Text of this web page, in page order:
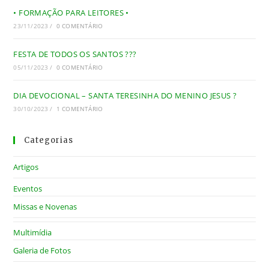
• FORMAÇÃO PARA LEITORES •
23/11/2023 / 0 COMENTÁRIO
FESTA DE TODOS OS SANTOS ???
05/11/2023 / 0 COMENTÁRIO
DIA DEVOCIONAL – SANTA TERESINHA DO MENINO JESUS ?
30/10/2023 / 1 COMENTÁRIO
Categorias
Artigos
Eventos
Missas e Novenas
Multimídia
Galeria de Fotos